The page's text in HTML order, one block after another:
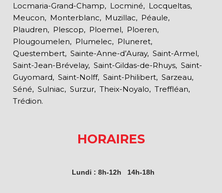
Locmaria-Grand-Champ, Locminé, Locqueltas,
Meucon, Monterblanc, Muzillac, Péaule,
Plaudren, Plescop, Ploemel, Ploeren,
Plougoumelen, Plumelec, Pluneret,
Questembert, Sainte-Anne-d’Auray, Saint-Armel,
Saint-Jean-Brévelay, Saint-Gildas-de-Rhuys, Saint-
Guyomard, Saint-Nolff, Saint-Philibert, Sarzeau,
Séné, Sulniac, Surzur, Theix-Noyalo, Treffléan,
Trédion.
HORAIRES
Lundi : 8h-12h 14h-18h